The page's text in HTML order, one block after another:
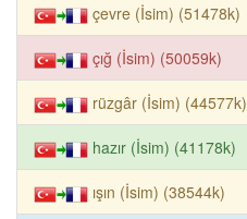
çevre (İsim) (51478k)
çığ (İsim) (50059k)
rüzgâr (İsim) (44577k)
hazır (İsim) (41178k)
ışın (İsim) (38544k)